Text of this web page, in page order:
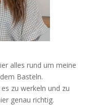
alles rund um meine
Basteln.
zu werkeln und zu
genau richtig.